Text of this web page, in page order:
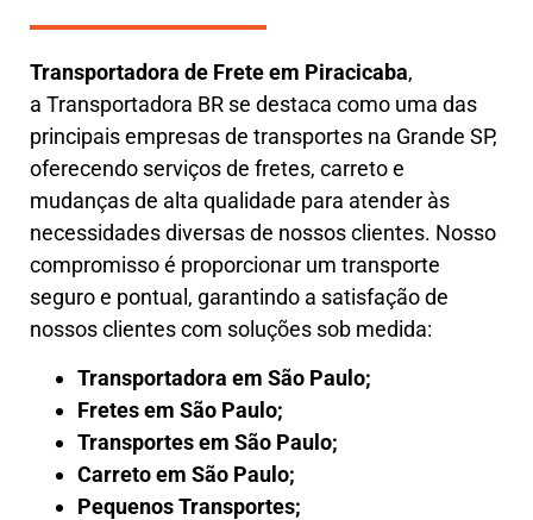
Transportadora de Frete em Piracicaba,
a Transportadora BR se destaca como uma das
principais empresas de transportes na Grande SP,
oferecendo serviços de fretes, carreto e
mudanças de alta qualidade para atender às
necessidades diversas de nossos clientes. Nosso
compromisso é proporcionar um transporte
seguro e pontual, garantindo a satisfação de
nossos clientes com soluções sob medida:
Transportadora em São Paulo;
Fretes em São Paulo;
Transportes em São Paulo;
Carreto em São Paulo;
Pequenos Transportes;